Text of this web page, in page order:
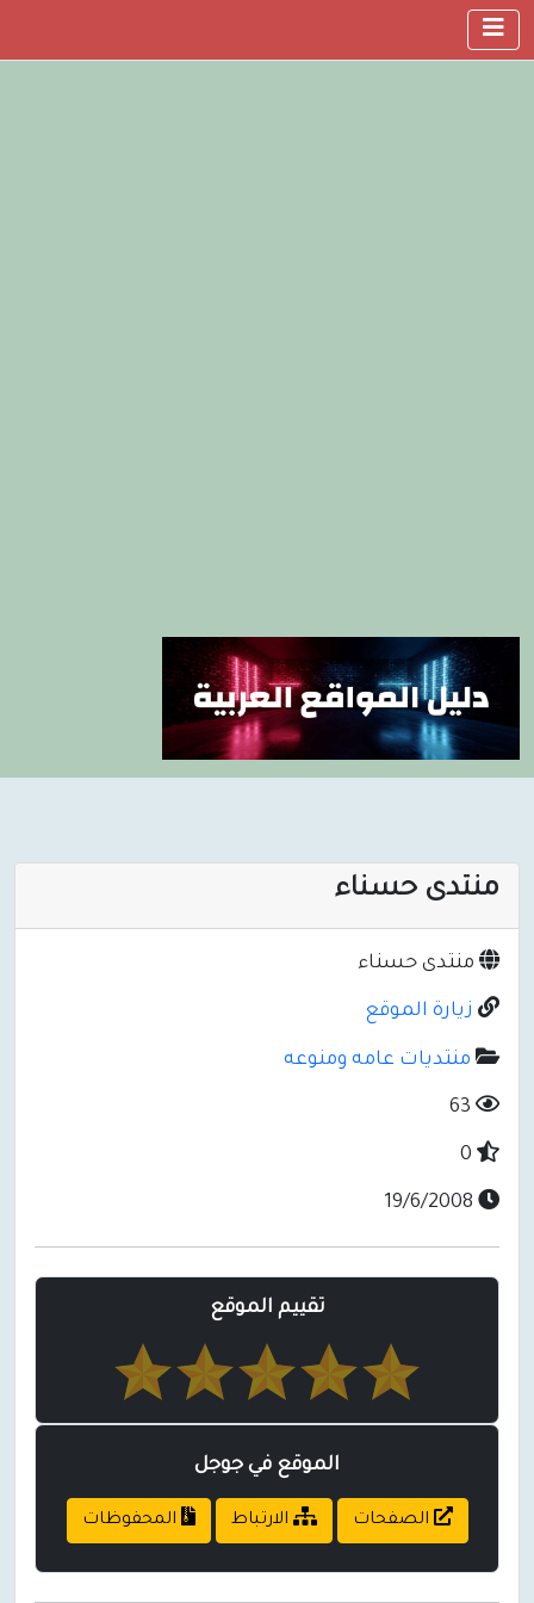
منتدى حسناء
منتدى حسناء
زيارة الموقع
منتديات عامه ومنوعه
تقييم الموقع
الموقع في جوجل
الصفحات الارتباط المحفوظات